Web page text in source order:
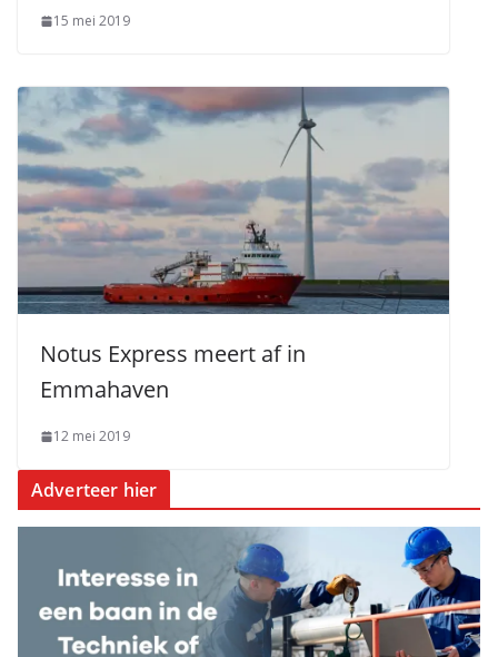
15 mei 2019
Notus Express meert af in
Emmahaven
12 mei 2019
Adverteer hier